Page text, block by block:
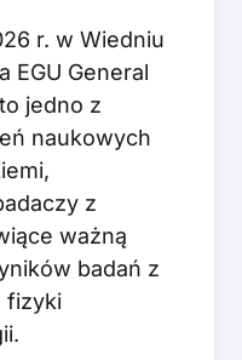
r. w Wiedniu
EGU General
jedno z
naukowych
z
ważną
badań z
fizyki